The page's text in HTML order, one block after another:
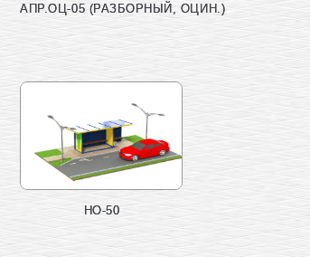
АПР.ОЦ-05 (РАЗБОРНЫЙ, ОЦИН.)
НО-50